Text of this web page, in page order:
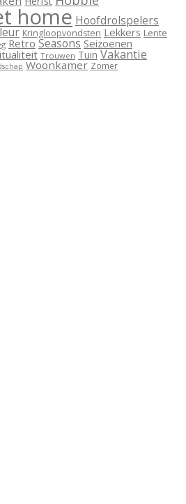
home Hoofdrolspelers
Kringloopvondsten Lekkers Lente
Retro Seasons Seizoenen
Trouwen Tuin Vakantie
Woonkamer Zomer